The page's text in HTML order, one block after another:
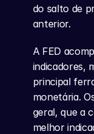
do salto de
anterior.
A FED
indicadores,
principal
monetária.
geral, que a
melhor